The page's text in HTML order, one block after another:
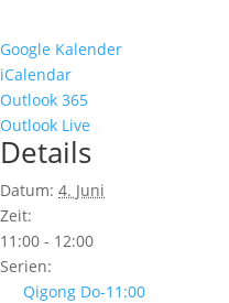
Google Kalender
iCalendar
Outlook 365
Outlook Live
Details
Datum: 4. Juni
Zeit:
11:00 - 12:00
Serien:
Qigong Do-11:00